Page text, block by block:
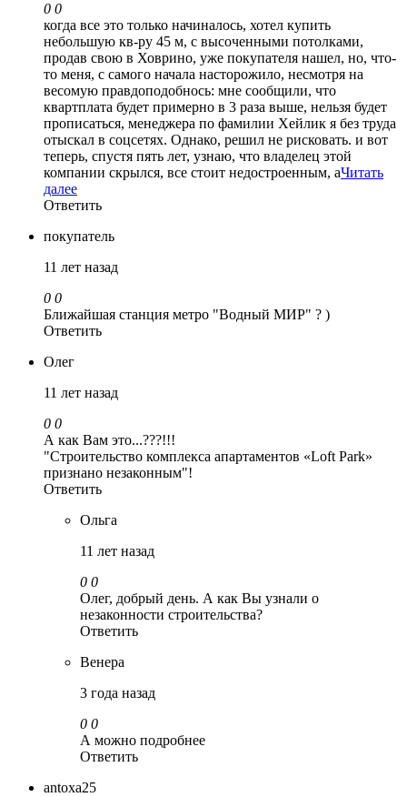
0 0
когда все это только начиналось, хотел купить
небольшую кв-ру 45 м, с высоченными потолками,
продав свою в Ховрино, уже покупателя нашел, но, что-
то меня, с самого начала насторожило, несмотря на
весомую правдоподобнось: мне сообщили, что
квартплата будет примерно в 3 раза выше, нельзя будет
прописаться, менеджера по фамилии Хейлик я без труда
отыскал в соцсетях. Однако, решил не рисковать. и вот
теперь, спустя пять лет, узнаю, что владелец этой
компании скрылся, все стоит недостроенным, аЧитать
далее
Ответить
покупатель
11 лет назад
0 0
Ближайшая станция метро "Водный МИР" ? )
Ответить
Олег
11 лет назад
0 0
А как Вам это...???!!!
"Строительство комплекса апартаментов «Loft Park»
признано незаконным"!
Ответить
Ольга
11 лет назад
0 0
Олег, добрый день. А как Вы узнали о
незаконности строительства?
Ответить
Венера
3 года назад
0 0
А можно подробнее
Ответить
antoxa25